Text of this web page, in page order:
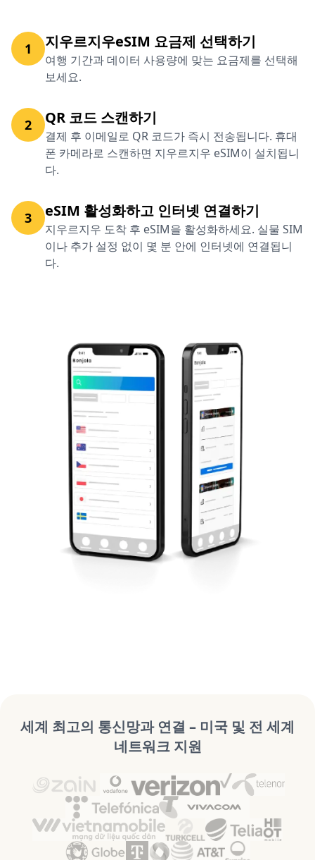
1 지우르지우eSIM 요금제 선택하기
여행 기간과 데이터 사용량에 맞는 요금제를 선택해
보세요.
2 QR 코드 스캔하기
결제 후 이메일로 QR 코드가 즉시 전송됩니다. 휴대
폰 카메라로 스캔하면 지우르지우 eSIM이 설치됩니
다.
3 eSIM 활성화하고 인터넷 연결하기
지우르지우 도착 후 eSIM을 활성화하세요. 실물 SIM
이나 추가 설정 없이 몇 분 안에 인터넷에 연결됩니
다.
세계 최고의 통신망과 연결 – 미국 및 전 세계
네트워크 지원